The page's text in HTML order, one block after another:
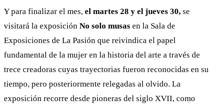
Y para finalizar el mes, el martes 28 y el jueves 30, se
visitará la exposición No solo musas en la Sala de
Exposiciones de La Pasión que reivindica el papel
fundamental de la mujer en la historia del arte a través de
trece creadoras cuyas trayectorias fueron reconocidas en su
tiempo, pero posteriormente relegadas al olvido. La
exposición recorre desde pioneras del siglo XVII, como